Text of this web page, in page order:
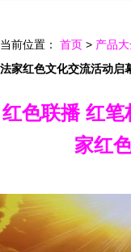
当前位置： 首页 > 产品
法家红色文化交流活动启
红色联播 红
家红